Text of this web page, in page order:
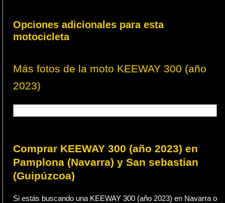
Opciones adicionales para esta
motocicleta
Más fotos de la moto KEEWAY 300 (año
2023)
Comprar KEEWAY 300 (año 2023) en
Pamplona (Navarra) y San sebastian
(Guipúzcoa)
Si estás buscando una KEEWAY 300 (año 2023) en Navarra o